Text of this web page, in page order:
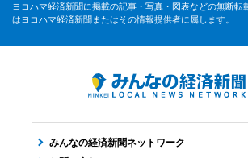
ヨコハマ経済新聞に掲載の記事・写真・図表などの無断転
はヨコハマ経済新聞またはその情報提供者に属します。
みんなの経済新聞ネットワーク